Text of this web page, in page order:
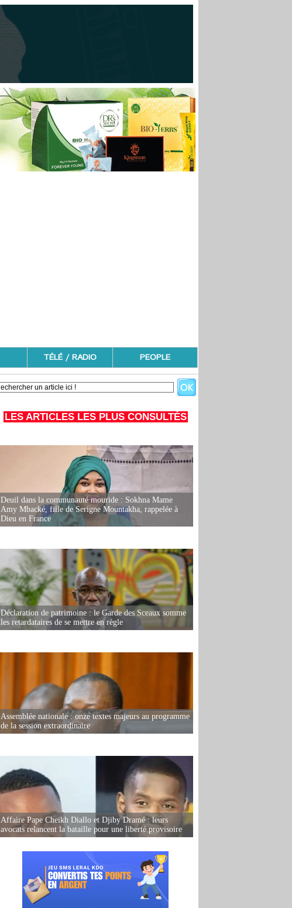
TÉLÉ / RADIO PEOPLE
LES ARTICLES LES PLUS CONSULTÉS
Deuil dans la communauté mouride : Sokhna Mame
Amy Mbacké, fille de Serigne Mountakha, rappelée à
Dieu en France
Déclaration de patrimoine : le Garde des Sceaux somme
les retardataires de se mettre en règle
Assemblée nationale : onze textes majeurs au programme
de la session extraordinaire
Affaire Pape Cheikh Diallo et Djiby Dramé : leurs
avocats relancent la bataille pour une liberté provisoire